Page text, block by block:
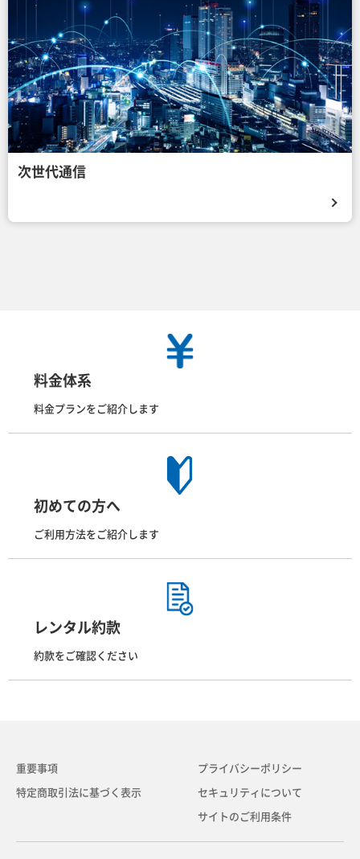
次世代通信
料金体系
料金プランをご紹介します
初めての方へ
ご利用方法をご紹介します
レンタル約款
約款をご確認ください
重要事項
特定商取引法に基づく表示
プライバシーポリシー
セキュリティについて
サイトのご利用条件